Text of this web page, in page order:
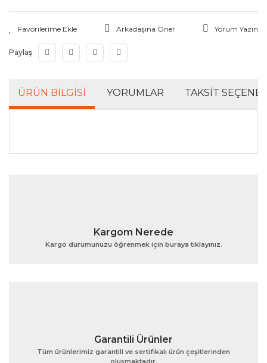
Arkadaşına Öner Yorum Yazın
Paylaş
ÜRÜN BILGISI YORUMLAR TAKSIT
Bu ürünün fiyat bilgisi, resim, ürün açıklamalarında ve
Ürün açıklamasında eksik bilgiler bulunuyor.
Kargom Nerede
Kargo durumunuzu öğrenmek için buraya tıklayınız.
Garantili Ürünler
Tüm ürünlerimiz garantili ve sertifikalı ürün çeşitlerinden
oluşmaktadır.